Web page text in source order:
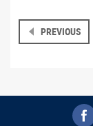
PREVIOUS